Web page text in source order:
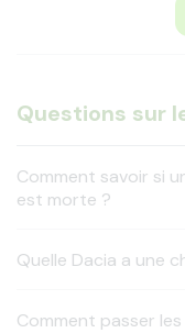
Questions sur
Comment savoir si
est morte ?
Quelle Dacia a une
Comment passer